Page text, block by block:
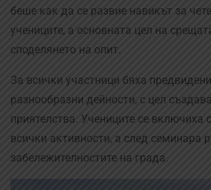
беше как да се развие навикът за
учениците, а основната цел на
споделянето на опит.
За всички участници бяха
разнообразни дейности, с цел
приятелства. Учениците се включиха
всички активности, а след семинара
забележителностите на града.